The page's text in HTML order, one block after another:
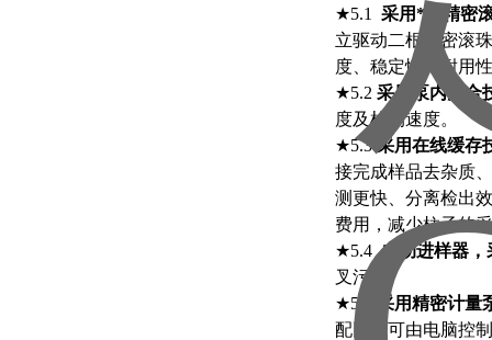
★5.1 采用*的精密
立驱动二根精密滚
度、稳定性、耐用
★5.2 采用泵内混合
度及检测速度。
★5.3 采用在线缓存
接完成样品去杂质
测更快、分离检出
费用，减少柱子的
★5.4自动进样器，
叉污染。
★5.5
采用精密计
配比，可由电脑控